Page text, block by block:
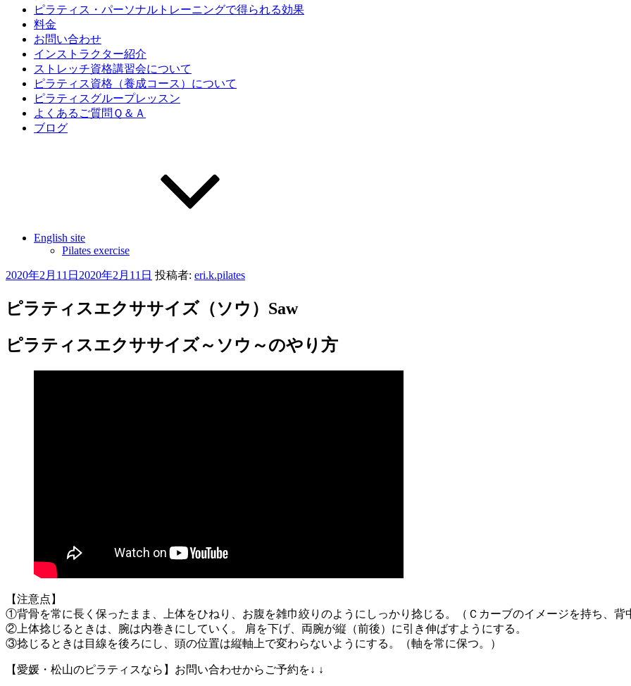
ピラティス・パーソナルトレーニングで得られる効果
料金
お問い合わせ
インストラクター紹介
ストレッチ資格講習会について
ピラティス資格（養成コース）について
ピラティスグループレッスン
よくあるご質問Ｑ＆Ａ
ブログ
English site
Pilates exercise
投
日:
2020年2月11日 2020年2月11日 投稿者: eri.k.pilates
ピラティスエクササイズ（ソウ）Saw
ピラティスエクササイズ～ソウ～のやり方
【注意点】
①背骨を常に長く保ったまま、上体をひねり、お腹を雑巾絞りのようにしっかり捻じる。（Ｃカーブのイメージを持ち、背
②上体捻じるときは、腕は内巻きにしていく。 肩を下げ、両腕が縦（前後）に引き伸ばすようにする。
③捻じるときは目線を後ろにし、頭の位置は縦軸上で変わらないようにする。（軸を常に保つ。）
【愛媛・松山のピラティスなら】お問い合わせからご予約を↓ ↓